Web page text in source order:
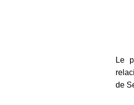
Le
de